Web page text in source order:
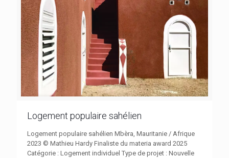
Logement populaire sahélien
Logement populaire sahélien Mbèra, Mauritanie / Afrique
2023 © Mathieu Hardy Finaliste du materia award 2025
Catégorie : Logement individuel Type de projet : Nouvelle